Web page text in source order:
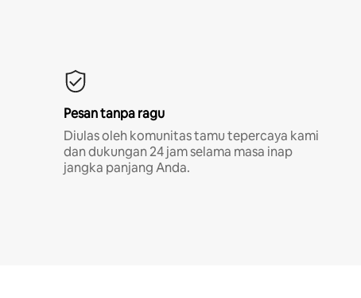
Pesan tanpa ragu
Diulas oleh komunitas tamu tepercaya kami
dan dukungan 24 jam selama masa inap
jangka panjang Anda.